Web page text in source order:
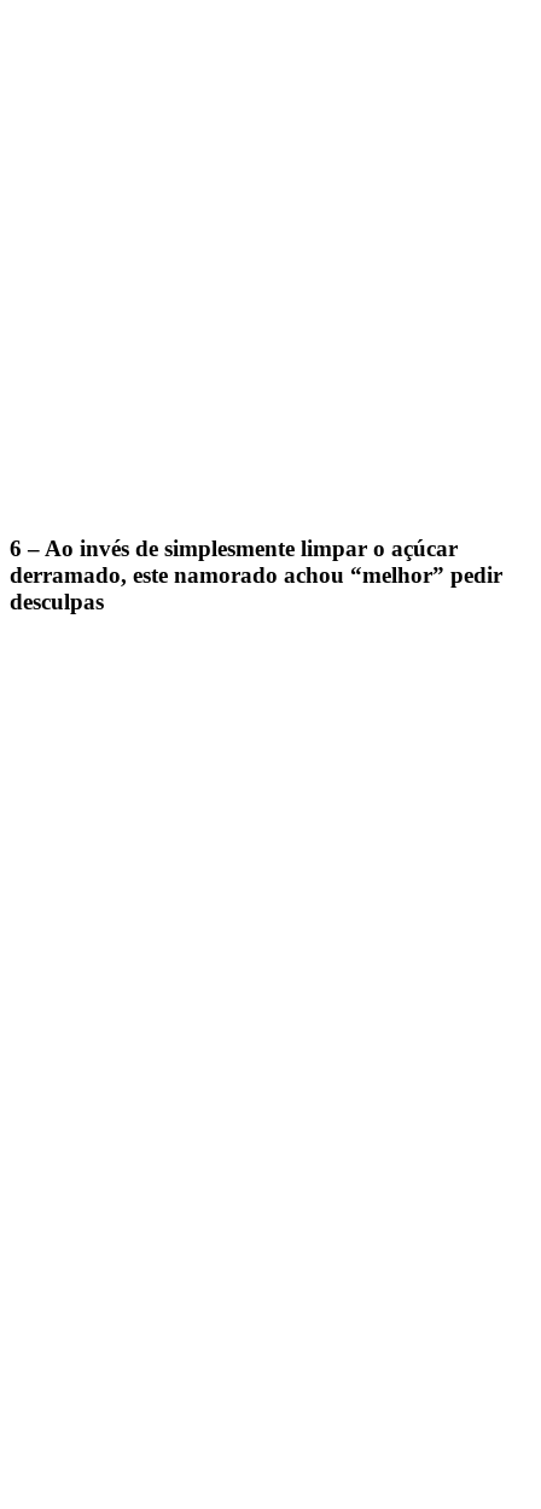
6 – Ao invés de simplesmente limpar o açúcar
derramado, este namorado achou “melhor” pedir
desculpas